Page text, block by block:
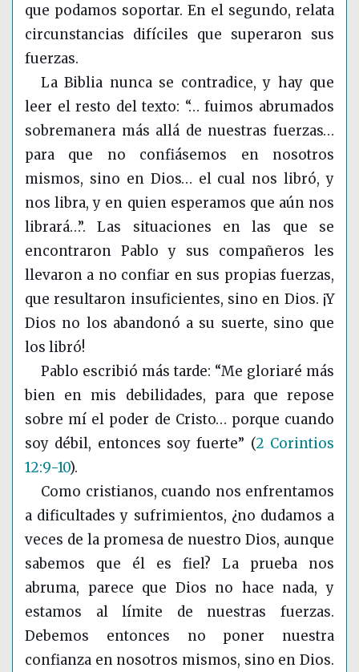
que podamos soportar. En el segundo, relata
circunstancias difíciles que superaron sus
fuerzas.
La Biblia nunca se contradice, y hay que
leer el resto del texto: “… fuimos abrumados
sobremanera más allá de nuestras fuerzas…
para que no confiásemos en nosotros
mismos, sino en Dios… el cual nos libró, y
nos libra, y en quien esperamos que aún nos
librará…”. Las situaciones en las que se
encontraron Pablo y sus compañeros les
llevaron a no confiar en sus propias fuerzas,
que resultaron insuficientes, sino en Dios. ¡Y
Dios no los abandonó a su suerte, sino que
los libró!
Pablo escribió más tarde: “Me gloriaré más
bien en mis debilidades, para que repose
sobre mí el poder de Cristo… porque cuando
soy débil, entonces soy fuerte” (2 Corintios
12:9-10).
Como cristianos, cuando nos enfrentamos
a dificultades y sufrimientos, ¿no dudamos a
veces de la promesa de nuestro Dios, aunque
sabemos que él es fiel? La prueba nos
abruma, parece que Dios no hace nada, y
estamos al límite de nuestras fuerzas.
Debemos entonces no poner nuestra
confianza en nosotros mismos, sino en Dios.